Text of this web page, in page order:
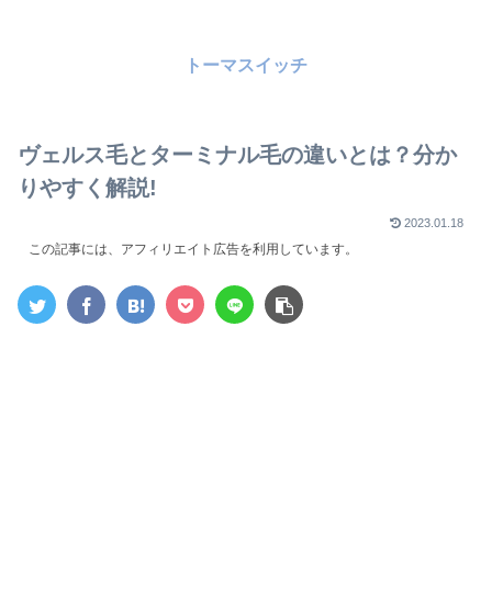
トーマスイッチ
ヴェルス毛とターミナル毛の違いとは？分か
りやすく解説!
2023.01.18
この記事には、アフィリエイト広告を利用しています。